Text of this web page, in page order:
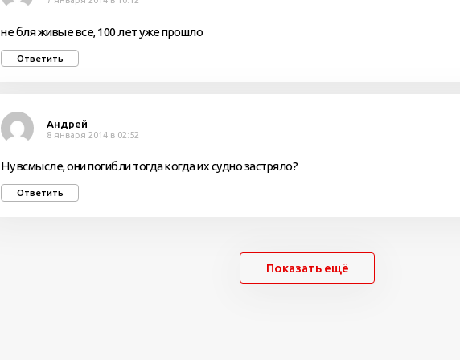
не бля живые все, 100 лет уже прошло
Ответить
Андрей
8 января 2014 в 02:52
Ну всмысле, они погибли тогда когда их судно застряло?
Ответить
Показать ещё